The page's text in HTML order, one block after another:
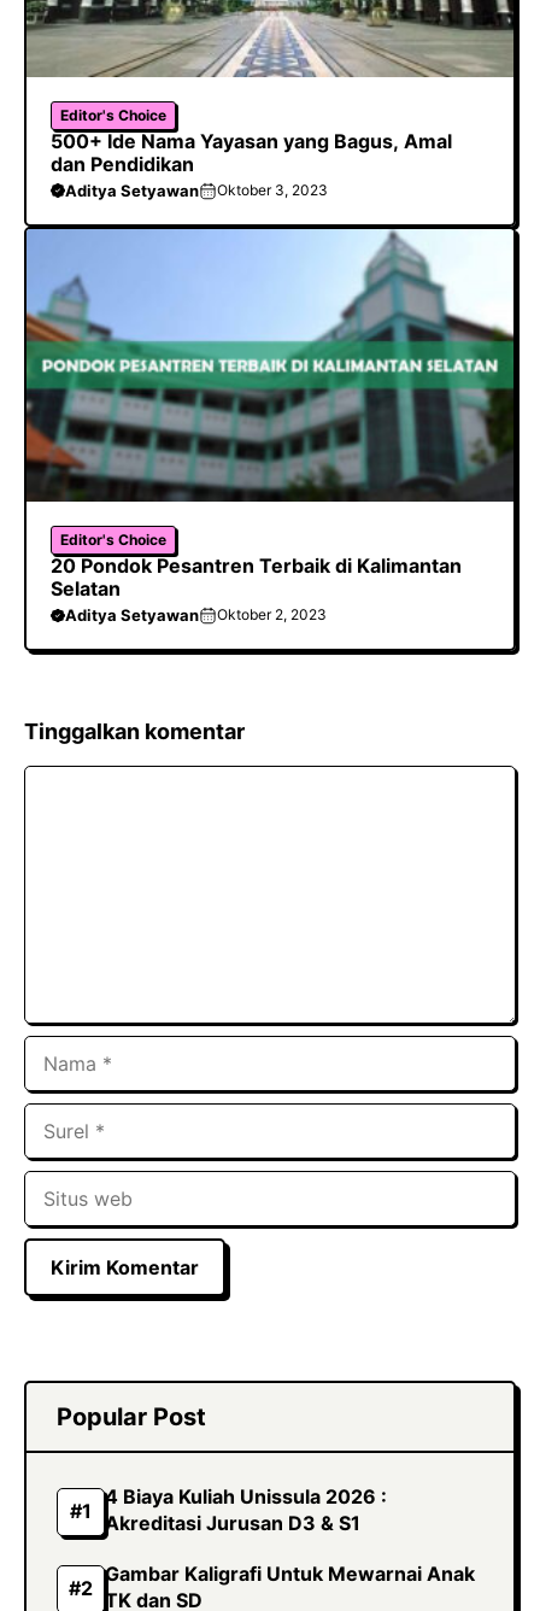
Editor's Choice
500+ Ide Nama Yayasan yang Bagus, Amal
dan Pendidikan
Aditya Setyawan Oktober 3, 2023
Editor's Choice
20 Pondok Pesantren Terbaik di Kalimantan
Selatan
Aditya Setyawan Oktober 2, 2023
Tinggalkan komentar
Komentar
Nama
Surel
Situs
web
Popular Post
4 Biaya Kuliah Unissula 2026 :
Akreditasi Jurusan D3 & S1
Gambar Kaligrafi Untuk Mewarnai Anak
TK dan SD